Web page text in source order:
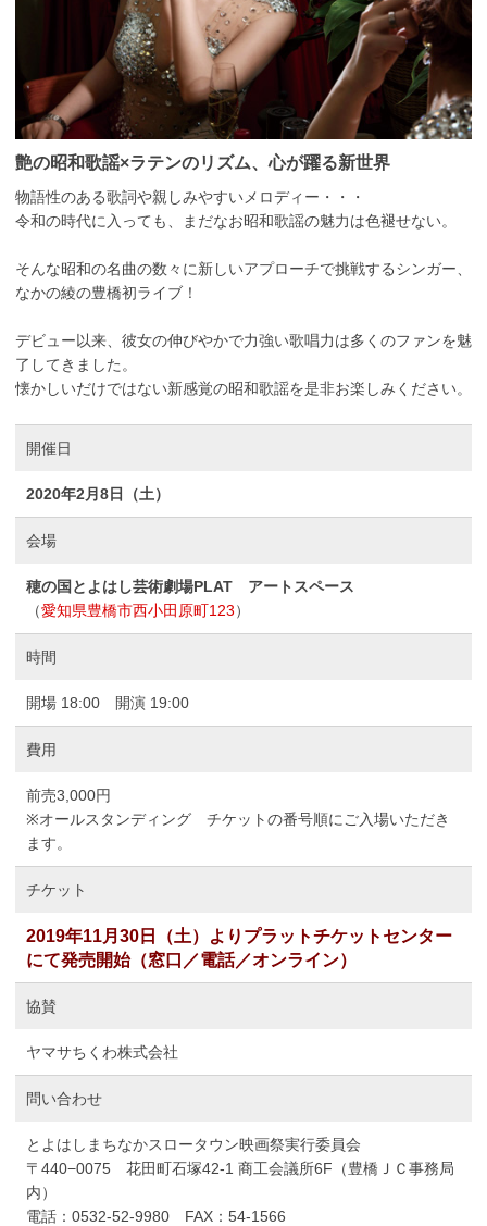
艶の昭和歌謡×ラテンのリズム、心が躍る新世界
物語性のある歌詞や親しみやすいメロディー・・・
令和の時代に入っても、まだなお昭和歌謡の魅力は色褪せない。
そんな昭和の名曲の数々に新しいアプローチで挑戦するシンガー、
なかの綾の豊橋初ライブ！
デビュー以来、彼女の伸びやかで力強い歌唱力は多くのファンを魅
了してきました。
懐かしいだけではない新感覚の昭和歌謡を是非お楽しみください。
開催日
2020年2月8日（土）
会場
穂の国とよはし芸術劇場PLAT アートスペース
（愛知県豊橋市西小田原町123）
時間
開場 18:00 開演 19:00
費用
前売3,000円
※オールスタンディング チケットの番号順にご入場いただき
ます。
チケット
2019年11月30日（土）よりプラットチケットセンター
にて発売開始（窓口／電話／オンライン）
協賛
ヤマサちくわ株式会社
問い合わせ
とよはしまちなかスロータウン映画祭実行委員会
〒440−0075 花田町石塚42-1 商工会議所6F（豊橋ＪＣ事務局
内）
電話：0532-52-9980 FAX：54-1566